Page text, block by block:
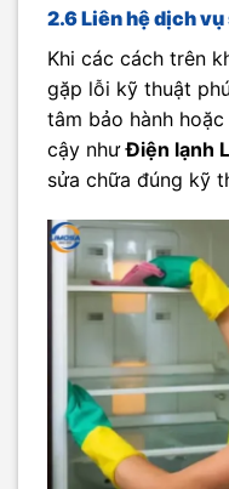
2.6 Liên hệ dịch
Khi các cách trên
gặp lỗi kỹ thuật
tâm bảo hành
cậy nhưĐiện lạnh
sửa chữa đúng kỹ